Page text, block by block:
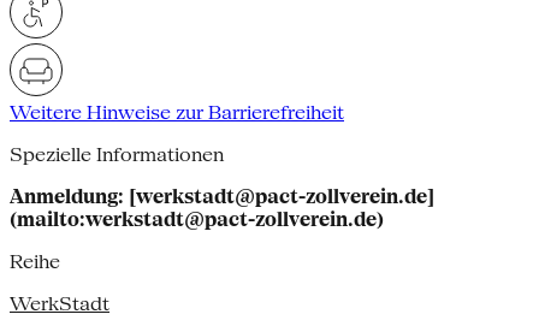
Weitere Hinweise zur Barrierefreiheit
Spezielle Informationen
Anmeldung: [werkstadt@pact-zollverein.de]
(mailto:werkstadt@pact-zollverein.de)
Reihe
WerkStadt